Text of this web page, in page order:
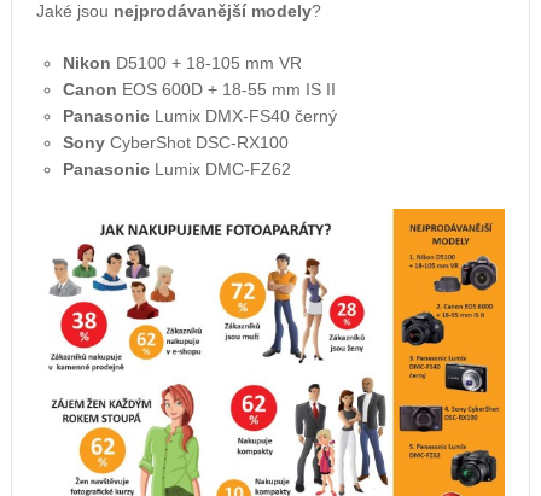
Jaké jsou nejprodávanější modely?
Nikon D5100 + 18-105 mm VR
Canon EOS 600D + 18-55 mm IS II
PanasonicLumix DMX-FS40 černý
SonyCyberShot DSC-RX100
PanasonicLumix DMC-FZ62